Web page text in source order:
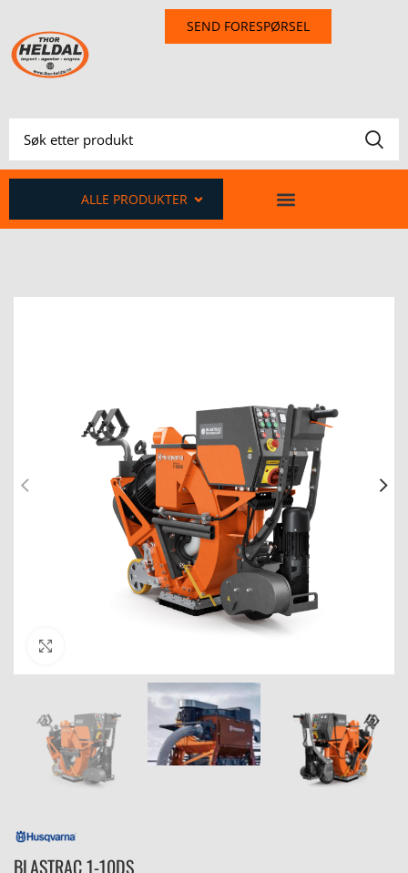
SEND FORESPØRSEL
ALLE PRODUKTER
BLASTRAC 1-10DS